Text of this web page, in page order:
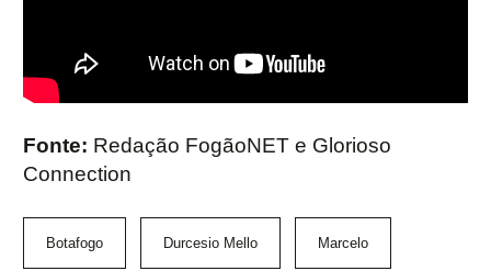
Fonte: Redação FogãoNET e Glorioso
Connection
Botafogo Durcesio Mello Marcelo